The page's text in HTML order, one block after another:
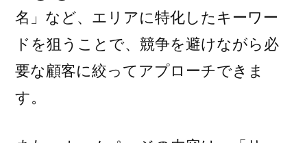
名」など、エリアに特化したキーワー
ドを狙うことで、競争を避けながら必
要な顧客に絞ってアプローチできま
す。